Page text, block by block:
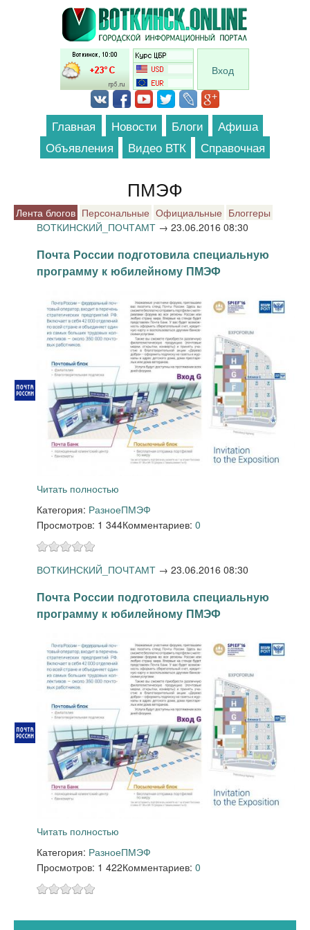
Перейти к основному содержанию
Вход
Главная Новости Блоги
Афиша
Объявления
Видео ВТК Справочная
ПМЭФ
Лента блогов Персональные Официальные Блоггеры
ВОТКИНСКИЙ_ПОЧТАМТ → 23.06.2016 08:30
Почта России подготовила специальную
программу к юбилейному ПМЭФ
Читать полностью
Категория: РазноеПМЭФ
Просмотров: 1 344Комментариев: 0
ВОТКИНСКИЙ_ПОЧТАМТ → 23.06.2016 08:30
Почта России подготовила специальную
программу к юбилейному ПМЭФ
Читать полностью
Категория: РазноеПМЭФ
Просмотров: 1 422Комментариев: 0